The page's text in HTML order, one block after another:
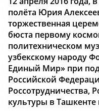
полёта Юрия
торжественная
бюста первому
политехническом
узбекскому народу
Единый Мир» при
Российской
Россотрудничества,
культуры в